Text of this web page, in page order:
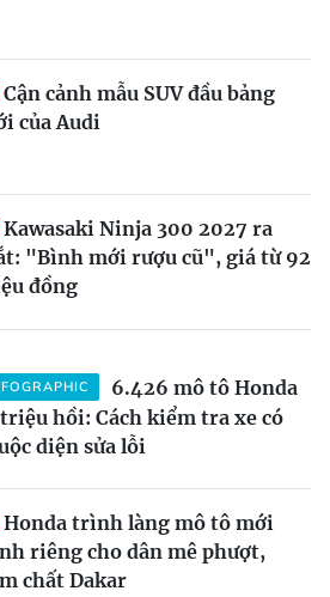
Cận cảnh mẫu SUV đầu bảng
của Audi
Kawasaki Ninja 300 2027 ra
"Bình mới rượu cũ", giá từ 92
đồng
6.426 mô tô Honda
hồi: Cách kiểm tra xe có
diện sửa lỗi
Honda trình làng mô tô mới
riêng cho dân mê phượt,
chất Dakar